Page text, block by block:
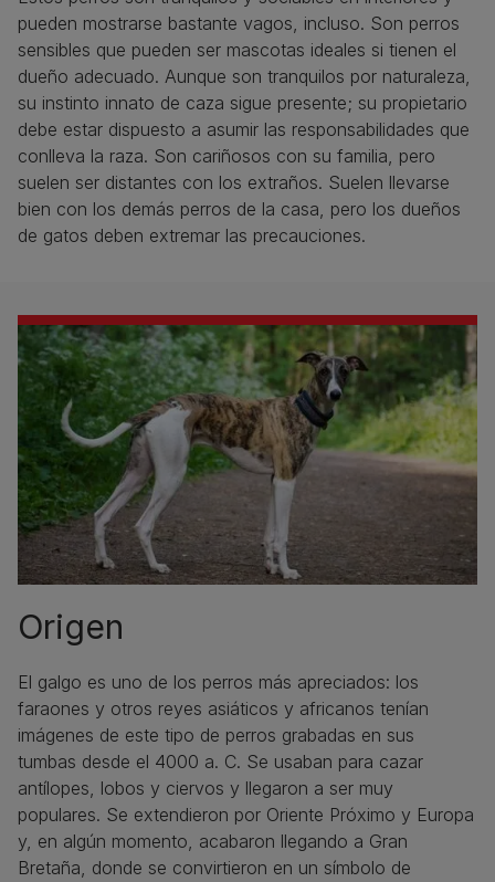
pueden mostrarse bastante vagos, incluso. Son perros
sensibles que pueden ser mascotas ideales si tienen el
dueño adecuado. Aunque son tranquilos por naturaleza,
su instinto innato de caza sigue presente; su propietario
debe estar dispuesto a asumir las responsabilidades que
conlleva la raza. Son cariñosos con su familia, pero
suelen ser distantes con los extraños. Suelen llevarse
bien con los demás perros de la casa, pero los dueños
de gatos deben extremar las precauciones.
Origen
El galgo es uno de los perros más apreciados: los
faraones y otros reyes asiáticos y africanos tenían
imágenes de este tipo de perros grabadas en sus
tumbas desde el 4000 a. C. Se usaban para cazar
antílopes, lobos y ciervos y llegaron a ser muy
populares. Se extendieron por Oriente Próximo y Europa
y, en algún momento, acabaron llegando a Gran
Bretaña, donde se convirtieron en un símbolo de